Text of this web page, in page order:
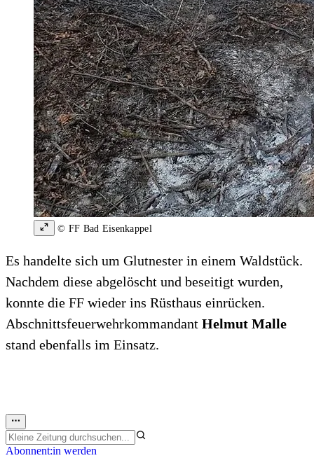
© FF Bad Eisenkappel
Es handelte sich um Glutnester in einem Waldstück.
Nachdem diese abgelöscht und beseitigt wurden,
konnte die FF wieder ins Rüsthaus einrücken.
Abschnittsfeuerwehrkommandant Helmut Malle
stand ebenfalls im Einsatz.
Abonnent:in werden